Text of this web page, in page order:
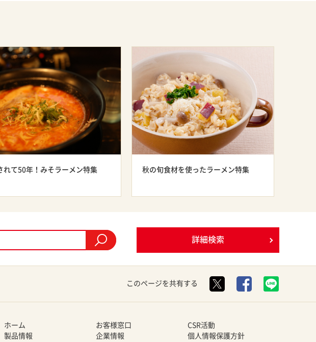
れて50年！みそラーメン特集 秋の旬食材を使ったラーメン特集
詳細検索
このページを共有する
ホーム
製品情報
お客様窓口
企業情報
CSR活動
個人情報保護方針